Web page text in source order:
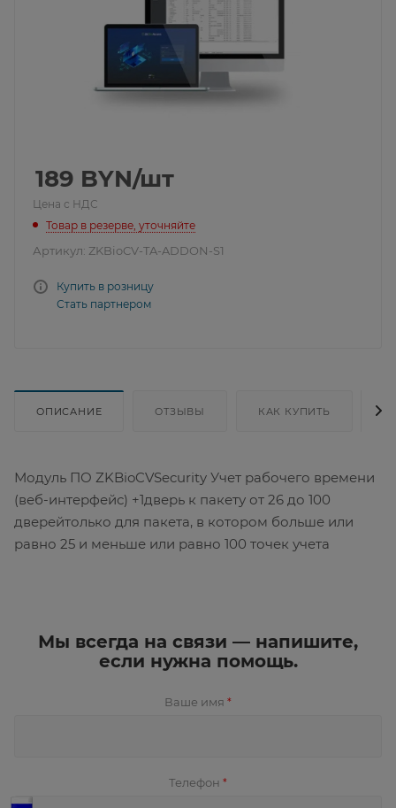
189 BYN/шт
Цена с НДС
Товар в резерве, уточняйте
Артикул: ZKBioCV-TA-ADDON-S1
Купить в розницу
Стать партнером
ОПИСАНИЕ ОТЗЫВЫ КАК КУПИТЬ
Модуль ПО ZKBioCVSecurity Учет рабочего времени
(веб-интерфейс) +1дверь к пакету от 26 до 100
дверейтолько для пакета, в котором больше или
равно 25 и меньше или равно 100 точек учета
Мы всегда на связи — напишите,
если нужна помощь.
Ваше имя *
Телефон *